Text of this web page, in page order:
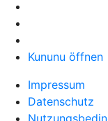
Kununu öffnen
Impressum
Datenschutz